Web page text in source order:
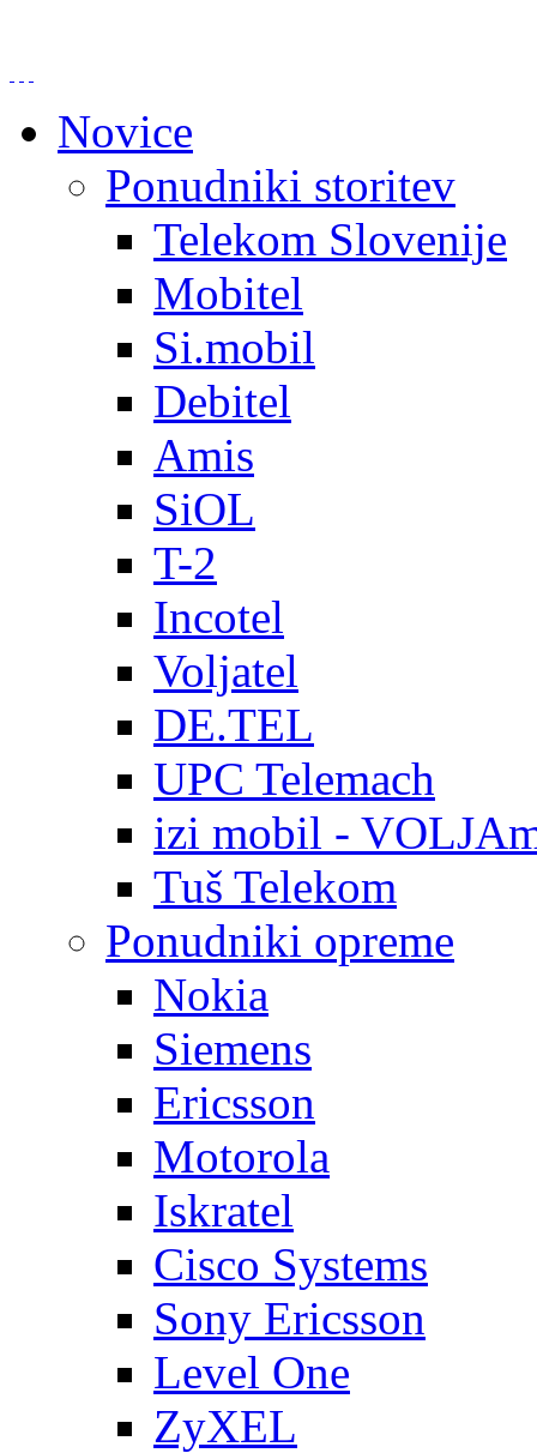
Novice
Ponudniki storitev
Telekom Slovenije
Mobitel
Si.mobil
Debitel
Amis
SiOL
T-2
Incotel
Voljatel
DE.TEL
UPC Telemach
izi mobil -
Tuš Telekom
Ponudniki opreme
Nokia
Siemens
Ericsson
Motorola
Iskratel
Cisco Systems
Sony Ericsson
Level One
ZyXEL